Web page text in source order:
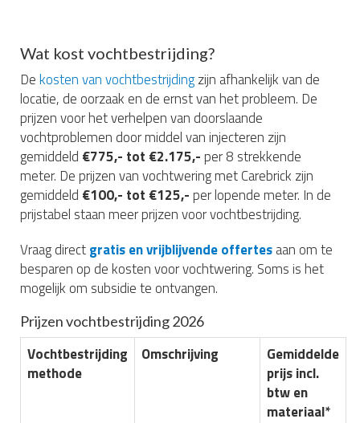
Wat kost vochtbestrijding?
Dekosten van vochtbestrijdingzijn afhankelijk van de
locatie, de oorzaak en de ernst van het probleem. De
prijzen voor het verhelpen van doorslaande
vochtproblemen door middel van injecteren zijn
gemiddeld €775,- tot €2.175,- per 8 strekkende
meter. De prijzen van vochtwering met Carebrick zijn
gemiddeld €100,- tot €125,- per lopende meter. In de
prijstabel staan meer prijzen voor vochtbestrijding.
Vraag directgratis en vrijblijvende offertesaan om te
besparen op de kosten voor vochtwering. Soms is het
mogelijk om subsidie te ontvangen.
Prijzen vochtbestrijding 2026
Vochtbestrijding
methode
Omschrijving
Gemiddelde
prijs incl.
btw en
materiaal*